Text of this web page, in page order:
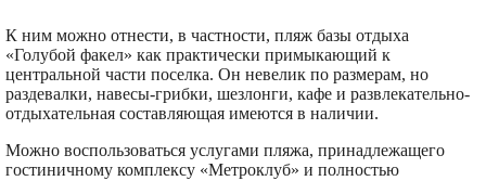
К ним можно отнести, в частности, пляж базы отдыха
«Голубой факел» как практически примыкающий к
центральной части поселка. Он невелик по размерам, но
раздевалки, навесы-грибки, шезлонги, кафе и развлекательно-
отдыхательная составляющая имеются в наличии.
Можно воспользоваться услугами пляжа, принадлежащего
гостиничному комплексу «Метроклуб» и полностью